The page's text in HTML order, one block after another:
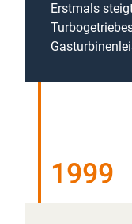
Erstmals
1999